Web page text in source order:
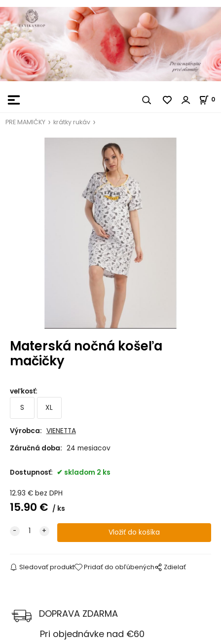
0
PRE MAMIČKY krátky rukáv
Materská nočná košeľa
mačičky
veľkosť:
S
XL
Výrobca: VIENETTA
Záručná doba: 24 mesiacov
Dostupnosť: skladom 2 ks
12.93 € bez DPH
15.90 € ks
Sledovať produkt Pridať do obľúbených Zdielať
DOPRAVA ZDARMA
Pri objednávke nad €60